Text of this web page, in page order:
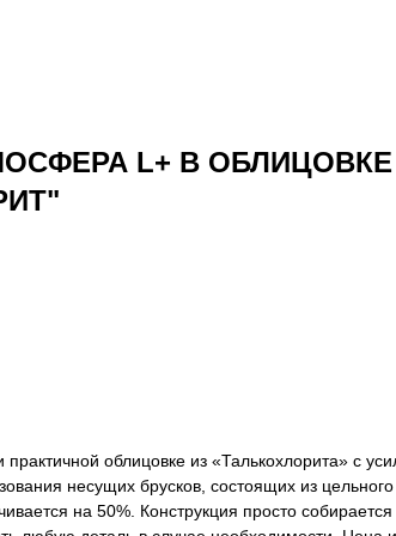
L+ В ОБЛИЦОВКЕ
облицовке из «Талькохлорита» с
несущих брусков, состоящих из
на 50%. Конструкция просто собирается